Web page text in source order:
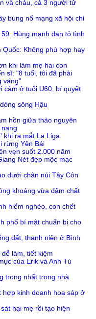
và cháu, cả 3 người tử
bùng nổ mạng xã hội chỉ
Hùng mạnh dạn tỏ tình
Không phù hợp hay
khi làm mẹ hai con
sĩ: "8 tuổi, tôi đã phải
váng"
cảm ở tuổi U60, bí quyết
sông Hậu
hồn giữa thảo nguyên
khi ra mắt La Liga
rừng Yên Bái
vẹn suốt 2.000 năm
Nét đẹp mộc mạc
dưới chân núi Tây Côn
khoáng vừa đậm chất
hiểm nghèo, con chết
phố bí mật chuẩn bị cho
đất, thanh niên ở Bình
làm, tiết kiệm
của Erik và Anh Tú
trọng nhất trong nhà
hợp kinh doanh hoa sáp ở
hại mẹ rồi tạo hiện